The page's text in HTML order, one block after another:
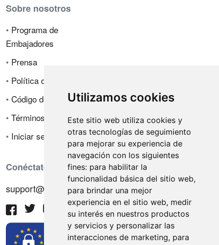
Utilizamos cookies
Este sitio web utiliza cookies y
otras tecnologías de seguimiento
para mejorar su experiencia de
navegación con los siguientes
fines: para habilitar la
funcionalidad básica del sitio web,
para brindar una mejor
experiencia en el sitio web, medir
su interés en nuestros productos
y servicios y personalizar las
interacciones de marketing, para
Sobre nosotros
• Programa de
Embajadores
• Prensa
• Política de privacidad
• Código de ética
• Términos de venta
• Iniciar sesión
Conéctate con nosotros
support@hiringnotes.com